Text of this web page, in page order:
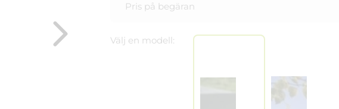
Pris på begäran
Välj en modell: Linkki